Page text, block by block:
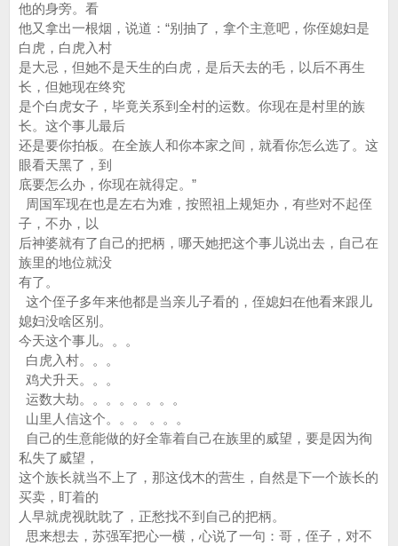
他的身旁。看
他又拿出一根烟，说道：“别抽了，拿个主意吧，你侄媳妇是
白虎，白虎入村
是大忌，但她不是天生的白虎，是后天去的毛，以后不再生
长，但她现在终究
是个白虎女子，毕竟关系到全村的运数。你现在是村里的族
长。这个事儿最后
还是要你拍板。在全族人和你本家之间，就看你怎么选了。这
眼看天黑了，到
底要怎么办，你现在就得定。”
周国军现在也是左右为难，按照祖上规矩办，有些对不起侄
子，不办，以
后神婆就有了自己的把柄，哪天她把这个事儿说出去，自己在
族里的地位就没
有了。
这个侄子多年来他都是当亲儿子看的，侄媳妇在他看来跟儿
媳妇没啥区别。
今天这个事儿。。。
白虎入村。。。
鸡犬升天。。。
运数大劫。。。。。。。。
山里人信这个。。。 。。。
自己的生意能做的好全靠着自己在族里的威望，要是因为徇
私失了威望，
这个族长就当不上了，那这伐木的营生，自然是下一个族长的
买卖，盯着的
人早就虎视眈眈了，正愁找不到自己的把柄。
思来想去，苏强军把心一横，心说了一句：哥，侄子，对不